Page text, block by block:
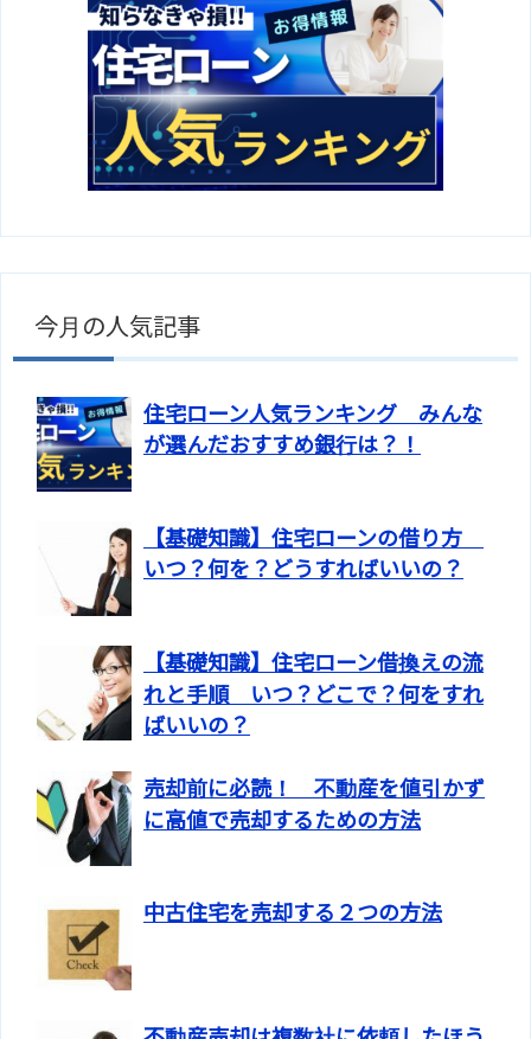
今月の人気記事
住宅ローン人気ランキング みんな
が選んだおすすめ銀行は？！
【基礎知識】住宅ローンの借り方
いつ？何を？どうすればいいの？
【基礎知識】住宅ローン借換えの流
れと手順 いつ？どこで？何をすれ
ばいいの？
売却前に必読！ 不動産を値引かず
に高値で売却するための方法
中古住宅を売却する２つの方法